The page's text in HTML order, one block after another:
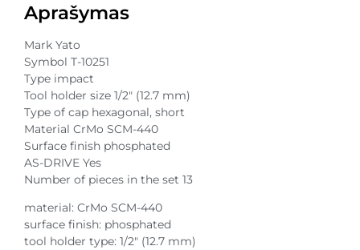
Aprašymas
Mark Yato
Symbol T-10251
Type impact
Tool holder size 1/2″ (12.7 mm)
Type of cap hexagonal, short
Material CrMo SCM-440
Surface finish phosphated
AS-DRIVE Yes
Number of pieces in the set 13
material: CrMo SCM-440
surface finish: phosphated
tool holder type: 1/2″ (12.7 mm)